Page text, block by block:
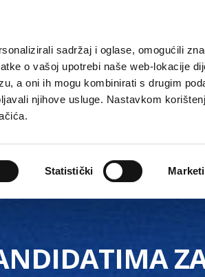
sadržaj i oglase, omogućili
o vašoj upotrebi naše web-lokacije
a oni ih mogu kombinirati s drugim
njihove usluge. Nastavkom
Statistički
tvrtke i škole